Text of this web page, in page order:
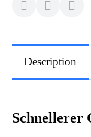
Description
Schnellerer